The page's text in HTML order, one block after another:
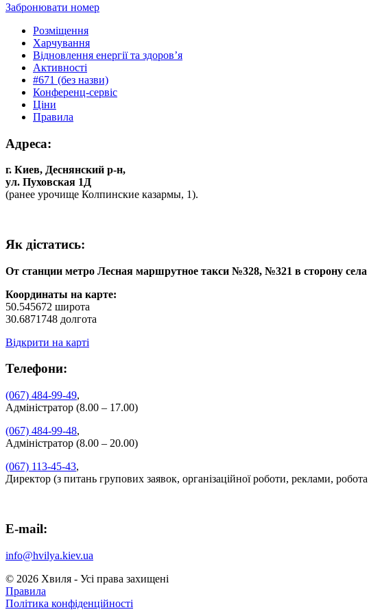
Забронювати номер
Розміщення
Харчування
Відновлення енергії та здоров’я
Активності
#671 (без назви)
Конференц-сервіс
Ціни
Правила
Адреса:
г. Киев, Деснянский р-н,
ул. Пуховская 1Д
(ранее урочище Колпинские казармы, 1).
Як дiстатись:
От станции метро Лесная маршрутное такси №328, №321 в сторону села
Координаты на карте:
50.545672 широта
30.6871748 долгота
Відкрити на карті
Телефони:
(067) 484-99-49,
Адміністратор (8.00 – 17.00)
(067) 484-99-48,
Адміністратор (8.00 – 20.00)
(067) 113-45-43,
Директор (з питань групових заявок, організаційної роботи, реклами,
E-mail:
info@hvilya.kiev.ua
© 2026 Хвиля - Усi права захищенi
Правила
Полiтика конфiденцiйностi